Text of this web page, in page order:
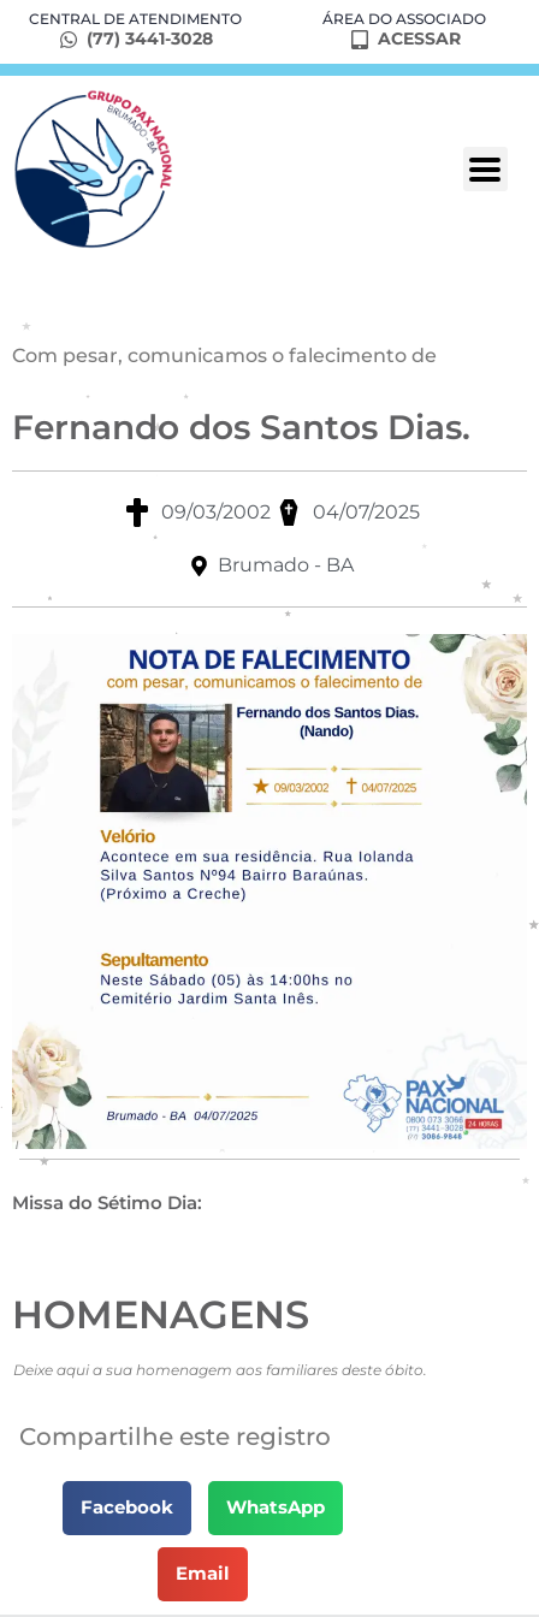
CENTRAL DE ATENDIMENTO
(77) 3441-3028
ÁREA DO ASSOCIADO
ACESSAR
Com pesar, comunicamos o falecimento de
Fernando dos Santos Dias.
09/03/2002 04/07/2025
Brumado - BA
Missa do Sétimo Dia:
HOMENAGENS
Deixe aqui a sua homenagem aos familiares deste óbito.
Compartilhe este registro
Facebook WhatsApp
Email